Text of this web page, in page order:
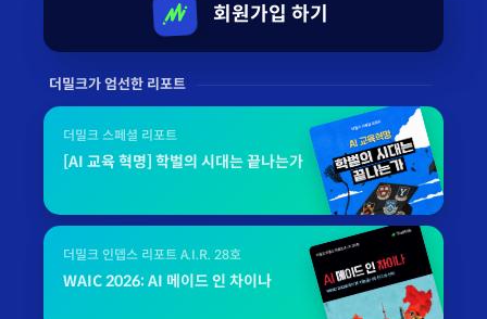
회원가입 하기
더밀크가 엄선한 리포트
더밀크 스페셜 리포트
[AI 교육 혁명] 학벌의 시대는 끝나는가
더밀크 인뎁스 리포트 A.I.R. 28호
WAIC 2026: AI 메이드 인 차이나